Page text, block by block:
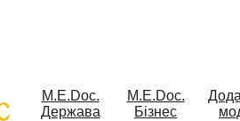
M.E.Doc.
Держава
M.E.Doc.
Бізнес